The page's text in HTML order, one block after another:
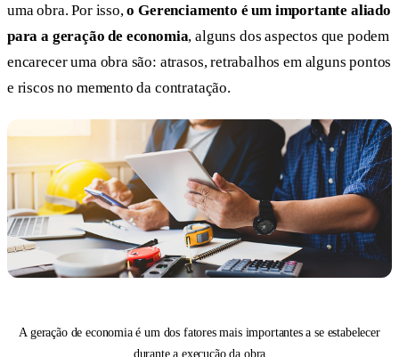
uma obra. Por isso,o Gerenciamento é um importante aliado
para a geração de economia, alguns dos aspectos que podem
encarecer uma obra são: atrasos, retrabalhos em alguns pontos
e riscos no memento da contratação.
A geração de economia é um dos fatores mais importantes a se estabelecer
durante a execução da obra